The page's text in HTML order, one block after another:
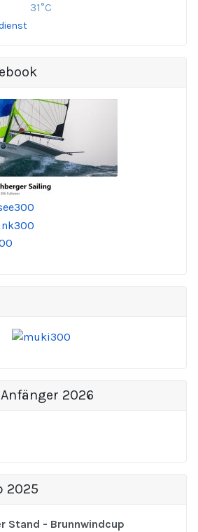
31°C
2026
2025
Stand - Brunnwindcup